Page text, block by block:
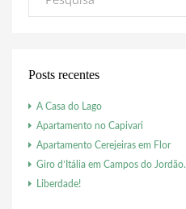
Posts recentes
A Casa do Lago
Apartamento no Capivari
Apartamento Cerejeiras em Flor
Giro d’Itália em Campos do Jordão.
Liberdade!